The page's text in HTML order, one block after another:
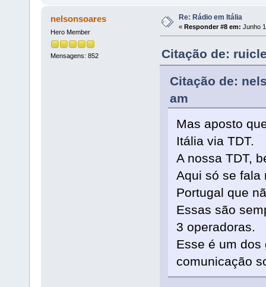
nelsonsoares
Hero Member
Mensagens: 852
Re: Rádio em Itália
« Responder #8 em: Junho
Citação de:
Citação de:
am
Mas aposto
Itália via TDT.
A nossa TDT,
Aqui só se fala
Portugal que
Essas são
3 operadoras.
Esse é um dos
comunicação